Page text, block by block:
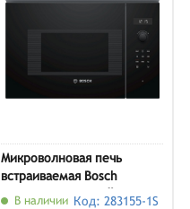
Микроволновая печь
встраиваемая Bosch
BFL524MB0, черный
В наличии Код: 283155-1S